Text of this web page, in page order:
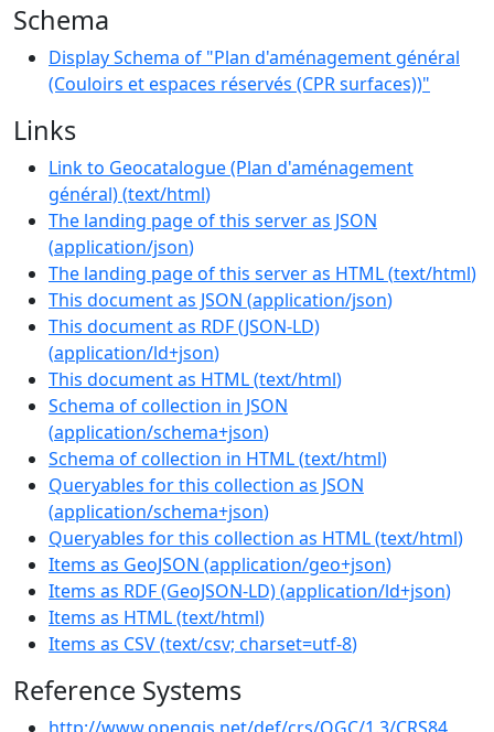
Schema
Display Schema of "Plan d'aménagement général
(Couloirs et espaces réservés (CPR surfaces))"
Links
Link to Geocatalogue (Plan d'aménagement
général)(text/html)
The landing page of this server as JSON
(application/json)
The landing page of this server as HTML(text/html)
This document as JSON (application/json)
This document as RDF (JSON-LD)
(application/ld+json)
This document as HTML(text/html)
Schema of collection in JSON
(application/schema+json)
Schema of collection in HTML(text/html)
Queryables for this collection as JSON
(application/schema+json)
Queryables for this collection as HTML(text/html)
Items as GeoJSON (application/geo+json)
Items as RDF (GeoJSON-LD)(application/ld+json)
Items as HTML(text/html)
Items as CSV(text/csv; charset=utf-8)
Reference Systems